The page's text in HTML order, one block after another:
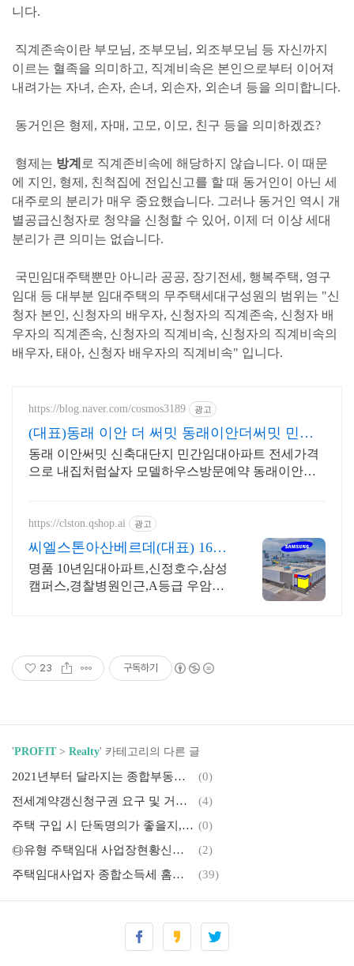
니다.
직계존속이란 부모님, 조부모님, 외조부모님 등 자신까지
이르는 혈족을 의미하고, 직계비속은 본인으로부터 이어져
내려가는 자녀, 손자, 손녀, 외손자, 외손녀 등을 의미합니다.
동거인 은 형제, 자매, 고모, 이모, 친구 등을 의미하겠죠?
형제는 방계 로 직계존비속에 해당하지 않습니다. 이 때문
에 지인, 형제, 친척집에 전입신고를 할 때 동거인이 아닌 세
대주로의 분리가 매우 중요했습니다. 그러나 동거인 역시 개
별공급신청자로 청약을 신청할 수 있어, 이제 더 이상 세대
분리가 큰 의미는 없습니다.
국민임대주택뿐만 아니라 공공, 장기전세, 행복주택, 영구
임대 등 대부분 임대주택의 무주택세대구성원 의 범위는 "신
청자 본인, 신청자의 배우자, 신청자의 직계존속, 신청자 배
우자의 직계존속, 신청자의 직계비속, 신청자의 직계비속의
배우자, 태아, 신청자 배우자의 직계비속" 입니다.
https://blog.naver.com/cosmos3189 광고
(대표)동래 이안 더 써밋 동래이안더써밋 민간
임대아파트
동래 이안써밋 신축대단지 민간임대아파트 전세가격
으로 내집처럼살자 모델하우스방문예약 동래이안더
https://clston.qshop.ai 광고
씨엘스톤아산베르데(대표) 1644
1896 방문등록
명품 10년임대아파트,신정호수,삼성
캠퍼스,경찰병원인근,A등급 우암건
23 구독하기
'PROFIT> Realty' 카테고리의 다른 글
2021년부터 달라지는 종합부동산세 및 양도소득세 완벽정리
(0)
전세계약갱신청구권 요구 및 거절 방법 완벽정리
(4)
주택 구입 시 단독명의가 좋을지, 공동명의가 좋을지 고민이라면? (0)
㉰유형 주택임대 사업장현황신고, 2월 10일까지 신고하세요!
(2)
주택임대사업자 종합소득세 홈택스 신고 방법 (임대사업자 미등록)
(39)
주택청약, 주택소유 판단 기준 및 청약홈 소유주택 확인 방법 (0)
부동산 자금조달계획서 작성 방법 (양식 및 증빙서류 준비법)
(0)
주택임대 수입금액 홈택스 사업장현황신고 방법 (임대사업자 미등록)
(2)